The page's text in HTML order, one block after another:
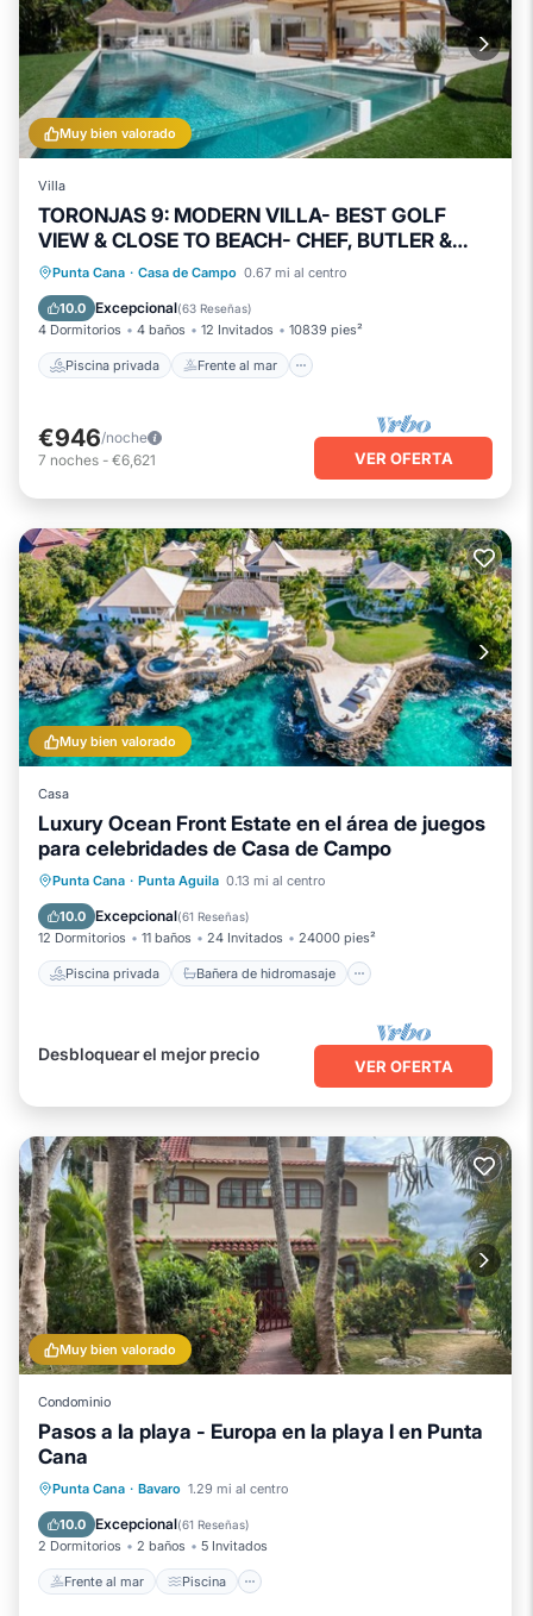
Muy bien valorado
Villa
TORONJAS 9: MODERN VILLA- BEST GOLF
VIEW & CLOSE TO BEACH- CHEF, BUTLER &
MAID
Punta Cana · Casa de Campo 0.67 mi al centro
10.0 Excepcional(63 Reseñas)
4 Dormitorios 4 baños 12 Invitados 10839 pies²
Piscina privada Frente al mar
Piscina privada
Frente al mar
Bañera de hidromasaje
€946/noche
7 noches - €6,621 VER OFERTA
Muy bien valorado
Casa
Luxury Ocean Front Estate en el área de juegos
para celebridades de Casa de Campo
Punta Cana · Punta Aguila 0.13 mi al centro
10.0 Excepcional(61 Reseñas)
12 Dormitorios 11 baños 24 Invitados 24000 pies²
Piscina privada Bañera de hidromasaje
Piscina privada
Bañera de hidromasaje
Spa
Piscina
Desbloquear el mejor precio
VER OFERTA
Muy bien valorado
Condominio
Pasos a la playa - Europa en la playa I en Punta
Cana
Punta Cana · Bavaro 1.29 mi al centro
10.0 Excepcional(61 Reseñas)
2 Dormitorios 2 baños 5 Invitados
Frente al mar Piscina
Frente al mar Piscina
Vistas